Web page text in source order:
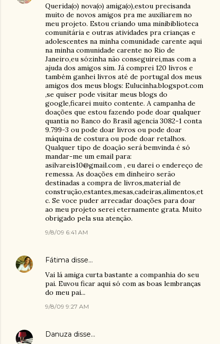
Querida(o) nova(o) amiga(o),estou precisanda
muito de novos amigos pra me auxiliarem no
meu projeto. Estou criando uma minibiblioteca
comunitária e outras atividades pra crianças e
adolescentes na minha comunidade carente aqui
na minha comunidade carente no Rio de
Janeiro,eu sózinha não conseguirei,mas com a
ajuda dos amigos sim. Já comprei 120 livros e
também ganhei livros até de portugal dos meus
amigos dos meus blogs: Eulucinha.blogspot.com
,se quiser pode visitar meus blogs do
google,ficarei muito contente. A campanha de
doações que estou fazendo pode doar qualquer
quantia no Banco do Brasil agencia 3082-1 conta
9.799-3 ou pode doar livros ou pode doar
máquina de costura ou pode doar retalhos.
Qualquer tipo de doação será bemvinda é só
mandar-me um email para:
asilvareis10@gmail.com , eu darei o endereço de
remessa. As doações em dinheiro serão
destinadas a compra de livros,material de
construção,estantes,mesas,cadeiras,alimentos,et
c. Se voce puder arrecadar doações para doar
ao meu projeto serei eternamente grata. Muito
obrigado pela sua atenção.
9/8/09 6:41 AM
Fátima disse…
Vai lá amiga curta bastante a companhia do seu
pai. Euvou ficar aqui só com as boas lembranças
do meu pai...
9/8/09 9:27 AM
Danuza disse…